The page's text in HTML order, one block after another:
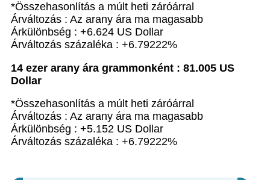
*Összehasonlítás a múlt heti záróárral
Árváltozás : Az arany ára ma magasabb
Árkülönbség : +6.624 US Dollar
Árváltozás százaléka : +6.79222%
14 ezer arany ára grammonként : 81.005 US
Dollar
*Összehasonlítás a múlt heti záróárral
Árváltozás : Az arany ára ma magasabb
Árkülönbség : +5.152 US Dollar
Árváltozás százaléka : +6.79222%